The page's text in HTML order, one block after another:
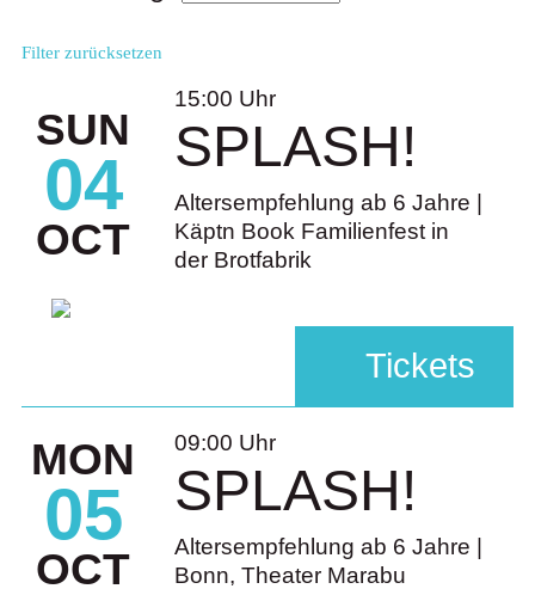
Filter zurücksetzen
SUN
04
OCT
15:00 Uhr
SPLASH!
Altersempfehlung ab 6 Jahre |
Käptn Book Familienfest in
der Brotfabrik
Tickets
MON
05
OCT
09:00 Uhr
SPLASH!
Altersempfehlung ab 6 Jahre |
Bonn, Theater Marabu